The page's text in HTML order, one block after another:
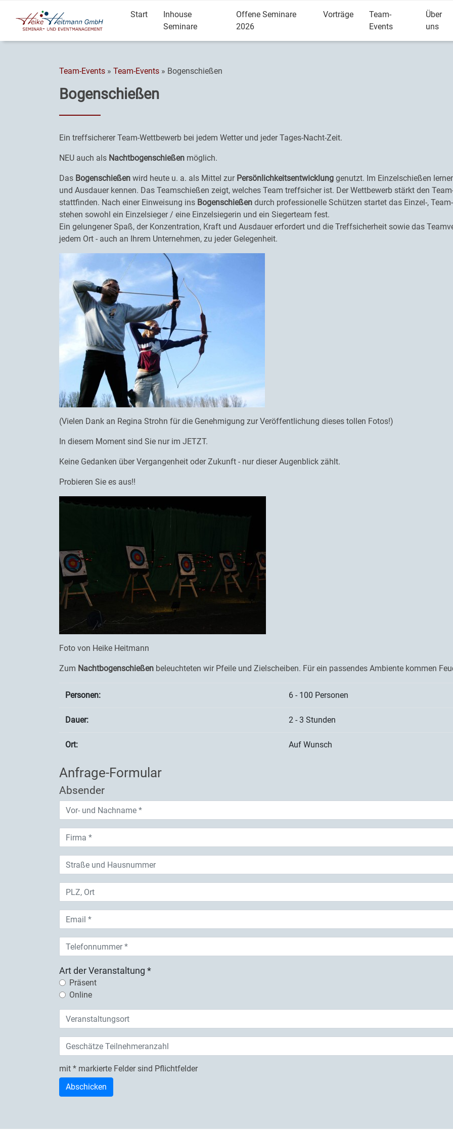
Start
Inhouse
Seminare
Offene Seminare
2026
Vorträge
Team-
Events
Über
uns
Team-Events » Team-Events » Bogenschießen
Bogenschießen
Ein treffsicherer Team-Wettbewerb bei jedem Wetter und jeder Tages-Nacht-Zeit.
NEU auch als Nachtbogenschießen möglich.
Das Bogenschießen wird heute u. a. als Mittel zur Persönlichkeitsentwicklung genutzt. Im Einzelschießen
und Ausdauer kennen. Das Teamschießen zeigt, welches Team treffsicher ist. Der Wettbewerb stärkt den
stattfinden. Nach einer Einweisung ins Bogenschießen durch professionelle Schützen startet das Einzel-,
stehen sowohl ein Einzelsieger / eine Einzelsiegerin und ein Siegerteam fest.
Ein gelungener Spaß, der Konzentration, Kraft und Ausdauer erfordert und die Treffsicherheit sowie das
jedem Ort - auch an Ihrem Unternehmen, zu jeder Gelegenheit.
(Vielen Dank an Regina Strohn für die Genehmigung zur Veröffentlichung dieses tollen Fotos!)
In diesem Moment sind Sie nur im JETZT.
Keine Gedanken über Vergangenheit oder Zukunft - nur dieser Augenblick zählt.
Probieren Sie es aus!!
Foto von Heike Heitmann
Zum Nachtbogenschießen beleuchteten wir Pfeile und Zielscheiben. Für ein passendes Ambiente kommen
Personen: 6 - 100 Personen
Dauer: 2 - 3 Stunden
Ort: Auf Wunsch
Anfrage-Formular
Absender
Art der Veranstaltung *
Präsent
Online
mit * markierte Felder sind Pflichtfelder
Check
What's the time?
Abschicken